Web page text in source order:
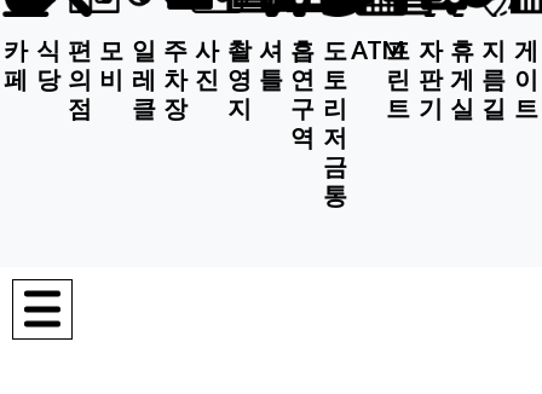
카
페
식
당
편
의
점
모
비
일
레
클
주
차
장
사
진
촬
영
지
셔
틀
흡
연
구
역
도
토
리
저
금
통
ATM
프
린
트
자
판
기
휴
게
실
지
름
길
게
이
트